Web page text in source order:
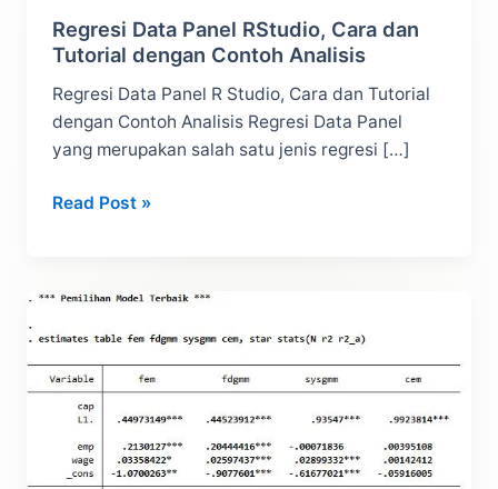
Regresi Data Panel RStudio, Cara dan
Tutorial dengan Contoh Analisis
Regresi Data Panel R Studio, Cara dan Tutorial
dengan Contoh Analisis Regresi Data Panel
yang merupakan salah satu jenis regresi […]
Regresi
dan
Tutorial
dengan
Contoh
Analisis
Read Post »